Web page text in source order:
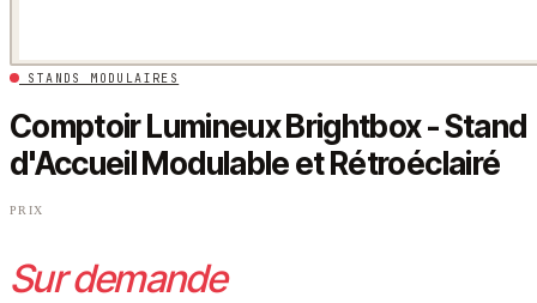
STANDS MODULAIRES
Comptoir Lumineux Brightbox - Stand
d'Accueil Modulable et Rétroéclairé
PRIX
Sur demande